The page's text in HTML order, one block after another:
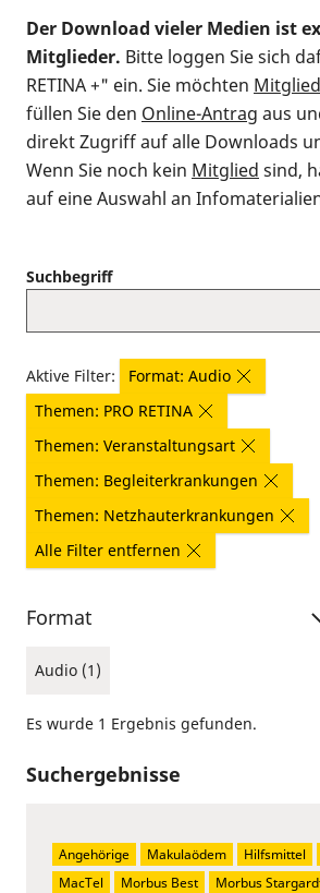
Der Download vieler Medien ist
Mitglieder. Bitte loggen Sie sich
RETINA +" ein. Sie möchten
füllen Sie den Online-Antrag aus
direkt Zugriff auf alle Downloads
Wenn Sie noch kein Mitglied sind,
auf eine Auswahl an
Suchbegriff
Aktive Filter:
Format: Audio
Themen: PRO RETINA
Themen: Veranstaltungsart
Themen: Begleiterkrankungen
Themen: Netzhauterkrankungen
Alle Filter entfernen
Format
Audio (1)
Es wurde 1 Ergebnis gefunden.
Suchergebnisse
Angehörige Makulaödem Hilfsmittel
MacTel
Morbus Best Morbus